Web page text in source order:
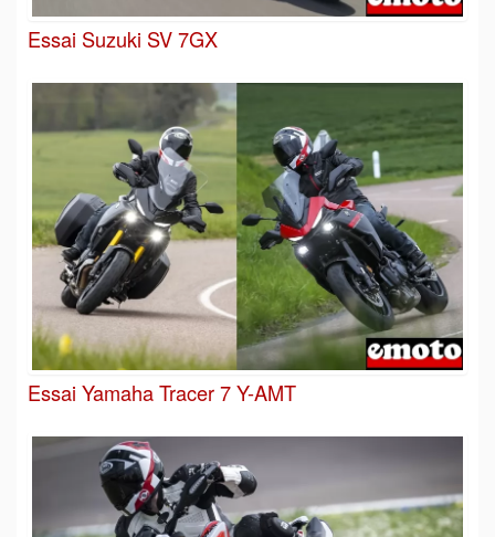
Essai Suzuki SV 7GX
Essai Yamaha Tracer 7 Y-AMT